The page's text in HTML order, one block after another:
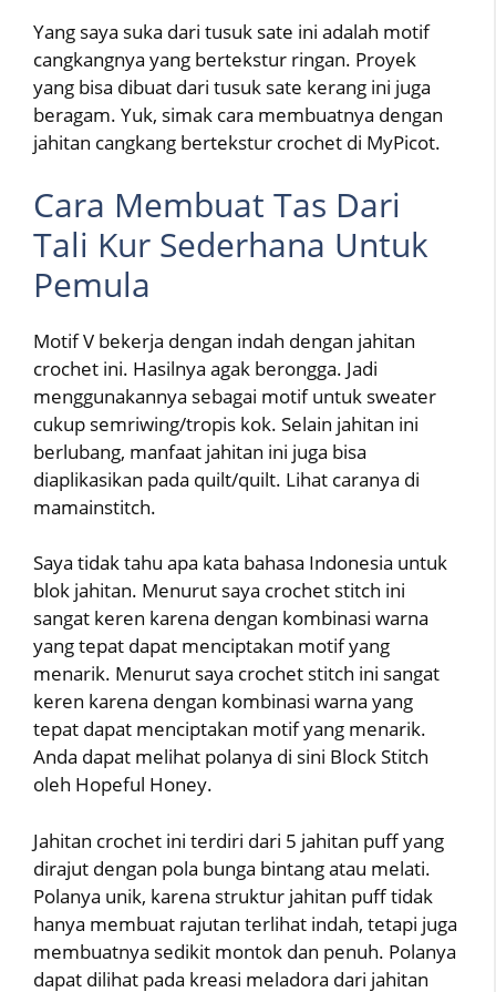
Yang saya suka dari tusuk sate ini adalah motif
cangkangnya yang bertekstur ringan. Proyek
yang bisa dibuat dari tusuk sate kerang ini juga
beragam. Yuk, simak cara membuatnya dengan
jahitan cangkang bertekstur crochet di MyPicot.
Cara Membuat Tas Dari
Tali Kur Sederhana Untuk
Pemula
Motif V bekerja dengan indah dengan jahitan
crochet ini. Hasilnya agak berongga. Jadi
menggunakannya sebagai motif untuk sweater
cukup semriwing/tropis kok. Selain jahitan ini
berlubang, manfaat jahitan ini juga bisa
diaplikasikan pada quilt/quilt. Lihat caranya di
mamainstitch.
Saya tidak tahu apa kata bahasa Indonesia untuk
blok jahitan. Menurut saya crochet stitch ini
sangat keren karena dengan kombinasi warna
yang tepat dapat menciptakan motif yang
menarik. Menurut saya crochet stitch ini sangat
keren karena dengan kombinasi warna yang
tepat dapat menciptakan motif yang menarik.
Anda dapat melihat polanya di sini Block Stitch
oleh Hopeful Honey.
Jahitan crochet ini terdiri dari 5 jahitan puff yang
dirajut dengan pola bunga bintang atau melati.
Polanya unik, karena struktur jahitan puff tidak
hanya membuat rajutan terlihat indah, tetapi juga
membuatnya sedikit montok dan penuh. Polanya
dapat dilihat pada kreasi meladora dari jahitan